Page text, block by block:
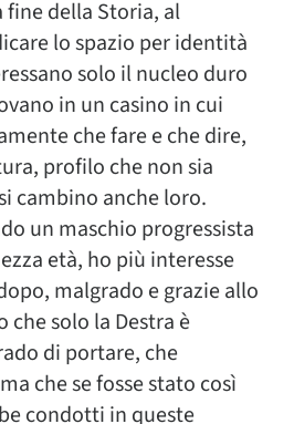
fine della Storia, al
lo spazio per identità
solo il nucleo duro
in un casino in cui
che fare e che dire,
profilo che non sia
cambino anche loro.
un maschio progressista
età, ho più interesse
malgrado e grazie allo
solo la Destra è
di portare, che
che se fosse stato così
condotti in queste